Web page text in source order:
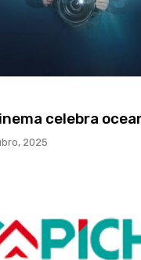
celebra
2025